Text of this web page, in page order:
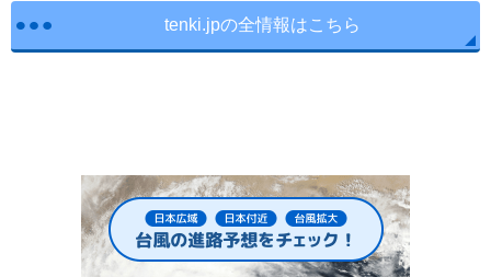
tenki.jpの全情報はこちら